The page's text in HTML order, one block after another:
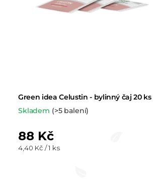
Green idea Celustin - bylinný čaj 20 ks
Skladem (>5 balení)
88 Kč
Měrná
4,40 Kč / 1 ks